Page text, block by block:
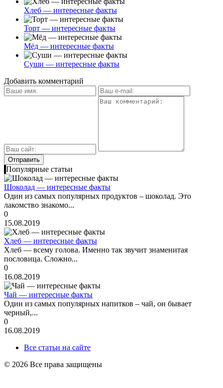
Хлеб — интересные факты
Торт — интересные факты
Мёд — интересные факты
Суши — интересные факты
Добавить комментарий
Популярные статьи
Шоколад — интересные факты
Один из самых популярных продуктов – шоколад. Это
лакомство знакомо...
0
15.08.2019
Хлеб — интересные факты
Хлеб — всему голова. Именно так звучит знаменитая
пословица. Сложно...
0
16.08.2019
Чай — интересные факты
Один из самых популярных напитков – чай, он бывает
черный,...
0
16.08.2019
Все статьи на сайте
© 2026 Все права защищены